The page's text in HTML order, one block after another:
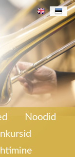
Noodid